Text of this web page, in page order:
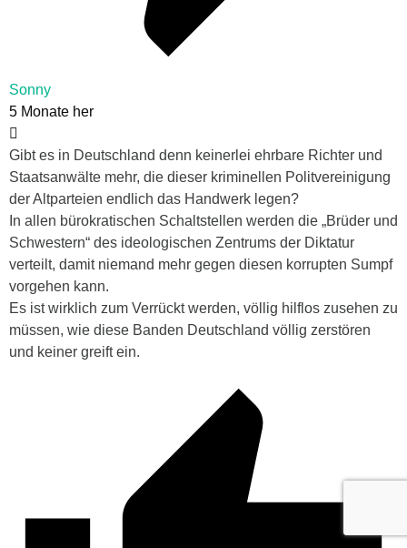
Sonny
5 Monate her
Gibt es in Deutschland denn keinerlei ehrbare Richter und
Staatsanwälte mehr, die dieser kriminellen Politvereinigung
der Altparteien endlich das Handwerk legen?
In allen bürokratischen Schaltstellen werden die „Brüder und
Schwestern“ des ideologischen Zentrums der Diktatur
verteilt, damit niemand mehr gegen diesen korrupten Sumpf
vorgehen kann.
Es ist wirklich zum Verrückt werden, völlig hilflos zusehen zu
müssen, wie diese Banden Deutschland völlig zerstören
und keiner greift ein.